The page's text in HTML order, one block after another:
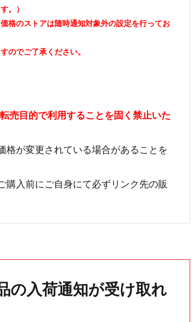
。）
格のストアは随時通知対象外の設定を行ってお
のでご了承ください。
売目的で利用することを固く禁止いた
格が変更されている場合があることを
購入前にご自身にて必ずリンク先の販
の入荷通知が受け取れ